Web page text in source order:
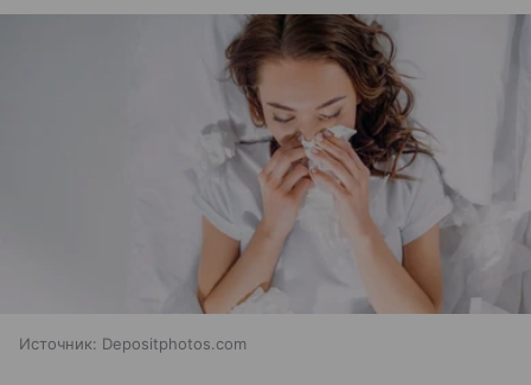
Источник: Depositphotos.com